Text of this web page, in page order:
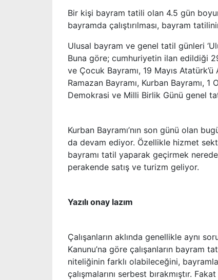
Bir kişi bayram tatili olan 4.5 gün
bayramda çalıştırılması, bayram
Ulusal bayram ve genel tatil günleri
Buna göre; cumhuriyetin ilan edildiği
ve Çocuk Bayramı, 19 Mayıs
Ramazan Bayramı, Kurban Bayramı, 1
Demokrasi ve Milli Birlik Günü genel
Kurban Bayramı’nın son günü olan
da devam ediyor. Özellikle hizmet
bayramı tatil yaparak geçirmek
perakende satış ve turizm geliyor.
Yazılı onay lazım
Çalışanların aklında genellikle aynı
Kanunu’na göre çalışanların bayram
niteliğinin farklı olabileceğini,
çalışmalarını serbest bırakmıştır.